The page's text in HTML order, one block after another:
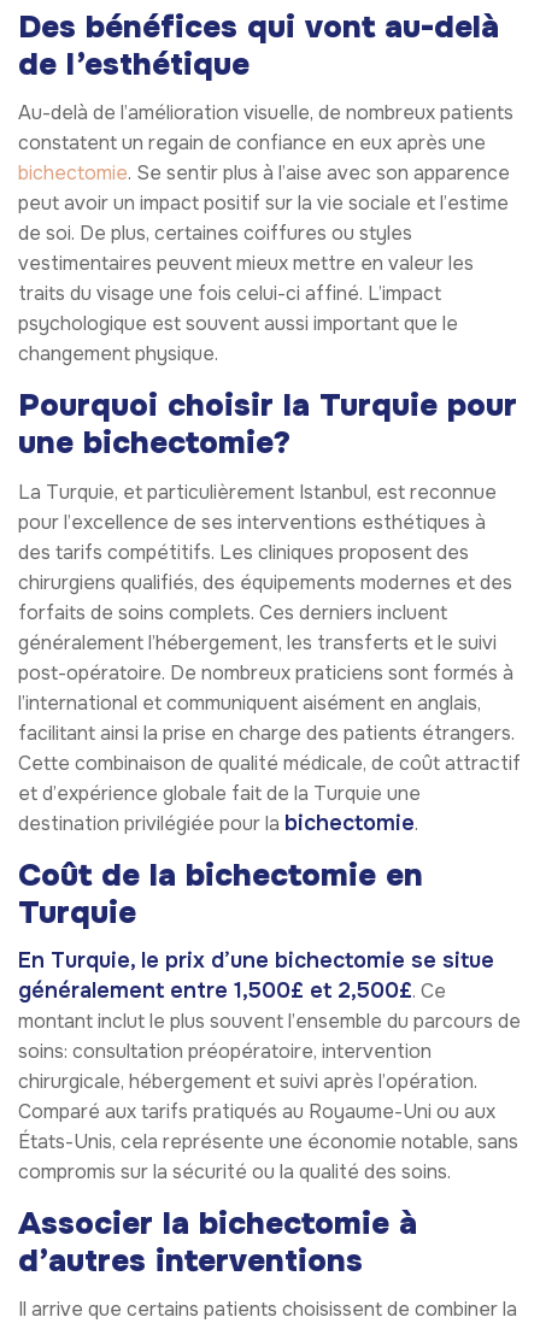
Des bénéfices qui vont au-delà
de l’esthétique
Au-delà de l’amélioration visuelle, de nombreux patients
constatent un regain de confiance en eux après une
bichectomie. Se sentir plus à l’aise avec son apparence
peut avoir un impact positif sur la vie sociale et l’estime
de soi. De plus, certaines coiffures ou styles
vestimentaires peuvent mieux mettre en valeur les
traits du visage une fois celui-ci affiné. L’impact
psychologique est souvent aussi important que le
changement physique.
Pourquoi choisir la Turquie pour
une bichectomie?
La Turquie, et particulièrement Istanbul, est reconnue
pour l’excellence de ses interventions esthétiques à
des tarifs compétitifs. Les cliniques proposent des
chirurgiens qualifiés, des équipements modernes et des
forfaits de soins complets. Ces derniers incluent
généralement l’hébergement, les transferts et le suivi
post-opératoire. De nombreux praticiens sont formés à
l’international et communiquent aisément en anglais,
facilitant ainsi la prise en charge des patients étrangers.
Cette combinaison de qualité médicale, de coût attractif
et d’expérience globale fait de la Turquie une
destination privilégiée pour la bichectomie.
Coût de la bichectomie en
Turquie
En Turquie, le prix d’une bichectomie se situe
généralement entre 1,500£ et 2,500£. Ce
montant inclut le plus souvent l’ensemble du parcours de
soins: consultation préopératoire, intervention
chirurgicale, hébergement et suivi après l’opération.
Comparé aux tarifs pratiqués au Royaume-Uni ou aux
États-Unis, cela représente une économie notable, sans
compromis sur la sécurité ou la qualité des soins.
Associer la bichectomie à
d’autres interventions
Il arrive que certains patients choisissent de combiner la